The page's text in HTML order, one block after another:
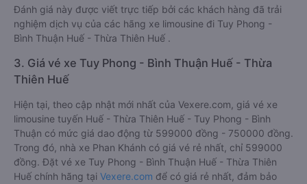
Đánh giá này được viết trực tiếp bởi các khách hàng đã trải
nghiệm dịch vụ của các hãng xe limousine đi Tuy Phong -
Bình Thuận Huế - Thừa Thiên Huế .
3. Giá vé xe Tuy Phong - Bình Thuận Huế - Thừa
Thiên Huế
Hiện tại, theo cập nhật mới nhất của Vexere.com, giá vé xe
limousine tuyến Huế - Thừa Thiên Huế - Tuy Phong - Bình
Thuận có mức giá dao động từ 599000 đồng - 750000 đồng.
Trong đó, nhà xe Phan Khánh có giá vé rẻ nhất, chỉ 599000
đồng. Đặt vé xe Tuy Phong - Bình Thuận Huế - Thừa Thiên
Huế chính hãng tại Vexere.com để có giá rẻ nhất, đảm bảo